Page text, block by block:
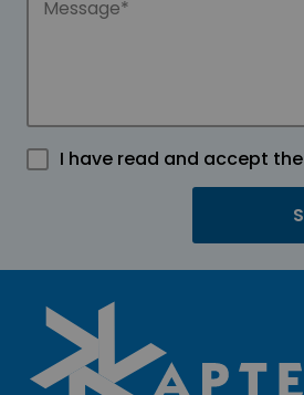
I have read and accept the